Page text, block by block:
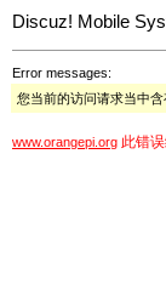
Discuz! Mobile
Error messages:
您当前的访问请求当中
www.orangepi.org 此错